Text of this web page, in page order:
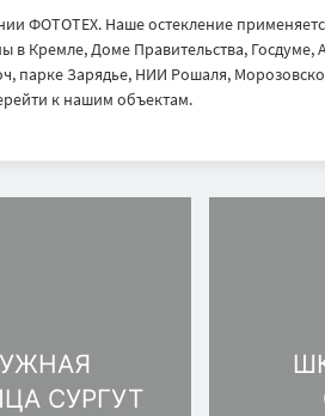
ФОТОТЕХ. Наше остекление
Кремле, Доме Правительства,
парке Зарядье, НИИ Рошаля,
к нашим объектам.
CУРГУТ